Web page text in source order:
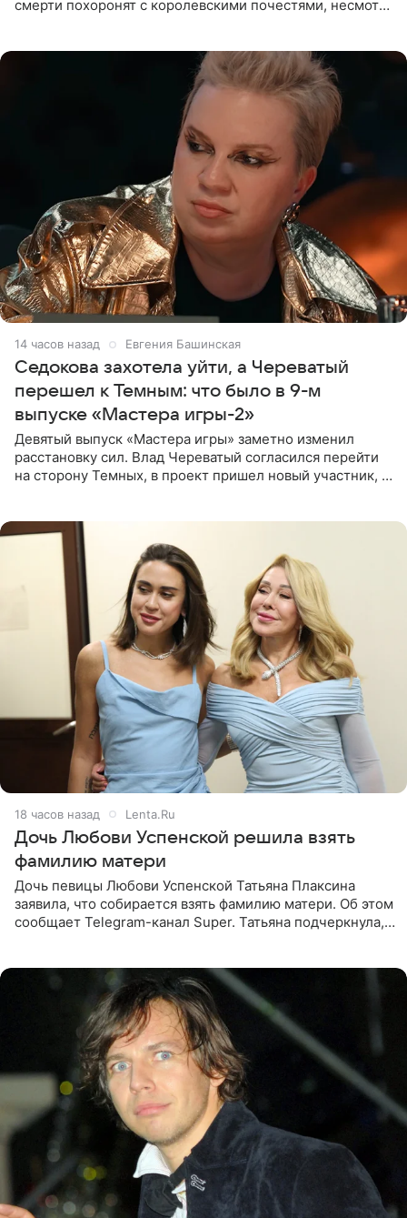
смерти похоронят с королевскими почестями, несмотря
14 часов назад Евгения Башинская
Седокова захотела уйти, а Череватый
перешел к Темным: что было в 9-м
выпуске «Мастера игры-2»
Девятый выпуск «Мастера игры» заметно изменил
расстановку сил. Влад Череватый согласился перейти
на сторону Темных, в проект пришел новый участник, а
18 часов назад Lenta.Ru
Дочь Любови Успенской решила взять
фамилию матери
Дочь певицы Любови Успенской Татьяна Плаксина
заявила, что собирается взять фамилию матери. Об этом
сообщает Telegram-канал Super. Татьяна подчеркнула,